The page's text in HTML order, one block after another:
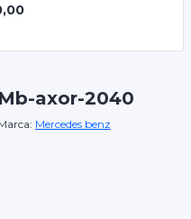
axor-2040
Mercedes benz